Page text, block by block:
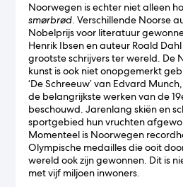
Noorwegen is echter niet alleen
smørbrød. Verschillende Noorse
Nobelprijs voor literatuur
Henrik Ibsen en auteur Roald
grootste schrijvers ter wereld. De
kunst is ook niet onopgemerkt
‘De Schreeuw’ van Edvard
de belangrijkste werken van de
beschouwd. Jarenlang skiën en
sportgebied hun vruchten
Momenteel is Noorwegen
Olympische medailles die ooit
wereld ook zijn gewonnen. Dit is
met vijf miljoen inwoners.